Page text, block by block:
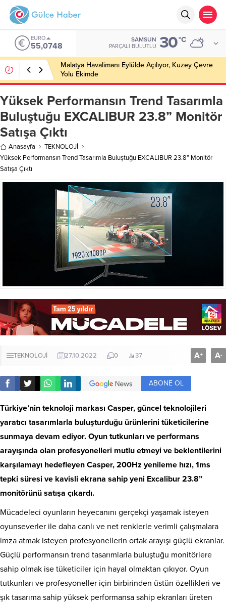
EURO
55,0748
SAMSUN
PARÇALI BULUTLU 30°C
Malatya Havalimanı Eylülde Açılıyor, Kuzey Çevre
Yolu Ekimde
Yüksek Performansın Trend Tasarımla
Buluştuğu EXCALIBUR 23.8” Monitör
Satışa Çıktı
Anasayfa
TEKNOLOJİ
Yüksek Performansın Trend Tasarımla Buluştuğu EXCALIBUR 23.8” Monitör
Satışa Çıktı
TEKNOLOJİ 27.10.2022 0 37 A+ A-
ABONE OL
Türkiye’nin teknoloji markası Casper, güncel teknolojileri
yaratıcı tasarımlarla buluşturduğu ürünlerini tüketicilerine
sunmaya devam ediyor. Oyun tutkunları ve performans
arayışında olan profesyonelleri mutlu etmeyi ve beklentilerini
karşılamayı hedefleyen Casper, 200Hz yenileme hızı, 1ms
tepki süresi ve kavisli ekrana sahip yeni Excalibur 23.8”
monitörünü satışa çıkardı.
Mücadeleci oyunların heyecanını gerçekçi yaşamak isteyen
oyunseverler ile daha canlı ve net renklerle verimli çalışmalara
imza atmak isteyen profesyonellerin ortak arayışı güçlü ekranlar.
Güçlü performansın trend tasarımlarla buluştuğu monitörlere
sahip olmak ise tüketiciler için hayal olmaktan çıkıyor. Oyun
tutkunları ve profesyoneller için birbirinden üstün özellikleri ve
şık tasarıma sahip yüksek performansa sahip ekranları üreten